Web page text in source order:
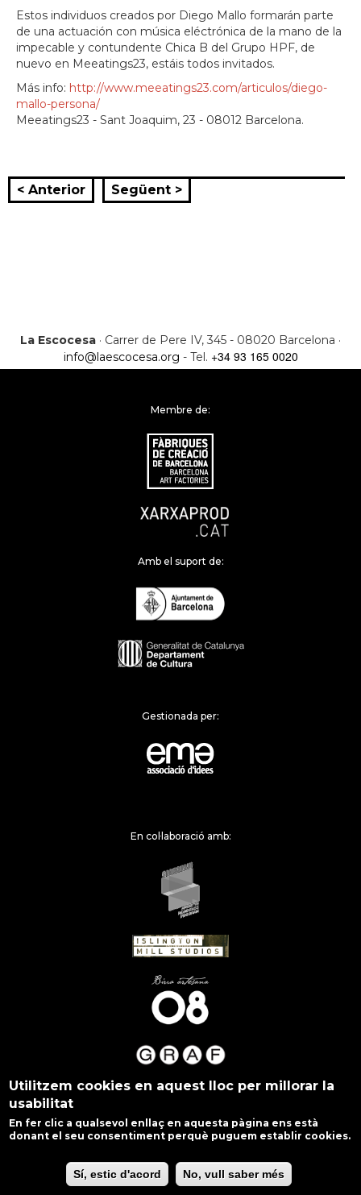
Estos individuos creados por Diego Mallo formarán parte
de una actuación con música eléctrónica de la mano de la
impecable y contundente Chica B del Grupo HPF, de
nuevo en Meeatings23, estáis todos invitados.
Más info: http://www.meeatings23.com/articulos/diego-
mallo-persona/
Meeatings23 - Sant Joaquim, 23 - 08012 Barcelona.
< Anterior Següent >
La Escocesa · Carrer de Pere IV, 345 - 08020 Barcelona ·
info@laescocesa.org - Tel. +34 93 165 0020
Membre de:
Amb el suport de:
Gestionada per:
En col·laboració amb:
Utilitzem cookies en aquest lloc per millorar la
usabilitat
En fer clic a qualsevol enllaç en aquesta pàgina ens està
donant el seu consentiment perquè puguem establir cookies.
Sí, estic d'acord No, vull saber més